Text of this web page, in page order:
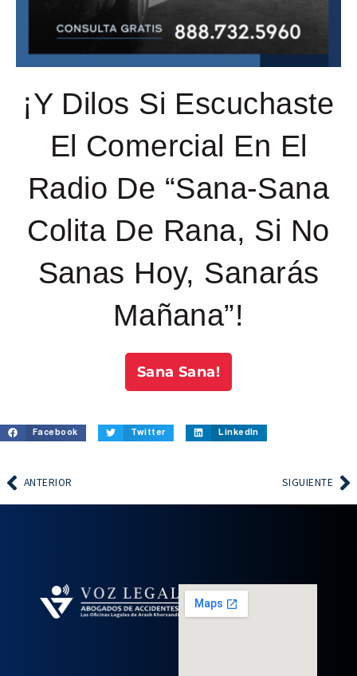
¡Y Dilos Si Escuchaste
El Comercial En El
Radio De “Sana-Sana
Colita De Rana, Si No
Sanas Hoy, Sanarás
Mañana”!
Sana Sana!
Facebook Twitter LinkedIn
ANTERIOR SIGUIENTE